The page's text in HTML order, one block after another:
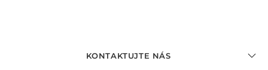
KONTAKTUJTE NÁS